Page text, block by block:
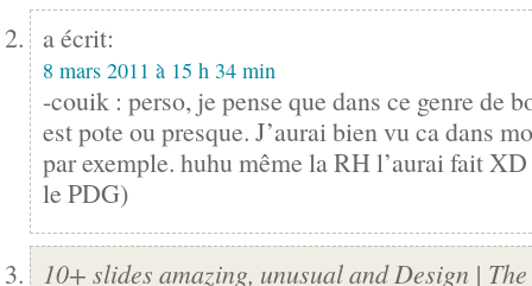
a écrit:
8 mars 2011 à 15 h 34 min
-couik : perso, je pense que dans ce genre de
est pote ou presque. J’aurai bien vu ca dans
par exemple. huhu même la RH l’aurai fait
le PDG)
10+ slides amazing, unusual and Design |